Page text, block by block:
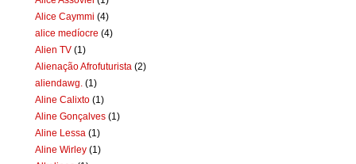
Alice Caymmi (4)
alice medíocre (4)
Alien TV (1)
Alienação Afrofuturista (2)
aliendawg. (1)
Aline Calixto (1)
Aline Gonçalves (1)
Aline Lessa (1)
Aline Wirley (1)